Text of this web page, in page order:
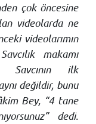
çok öncesine
videolarda ne
videolarımın
makamı
Savcının ilk
değildir, bunu
Bey, “4 tane
dedi.